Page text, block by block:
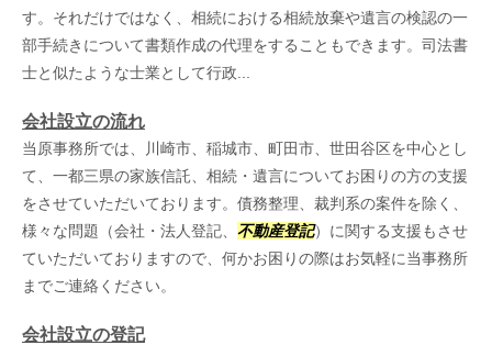
す。それだけではなく、相続における相続放棄や遺言の検認の一
部手続きについて書類作成の代理をすることもできます。司法書
士と似たような士業として行政...
会社設立の流れ
当原事務所では、川崎市、稲城市、町田市、世田谷区を中心とし
て、一都三県の家族信託、相続・遺言についてお困りの方の支援
をさせていただいております。債務整理、裁判系の案件を除く、
様々な問題（会社・法人登記、 不動産登記）に関する支援もさせ
ていただいておりますので、何かお困りの際はお気軽に当事務所
までご連絡ください。
会社設立の登記